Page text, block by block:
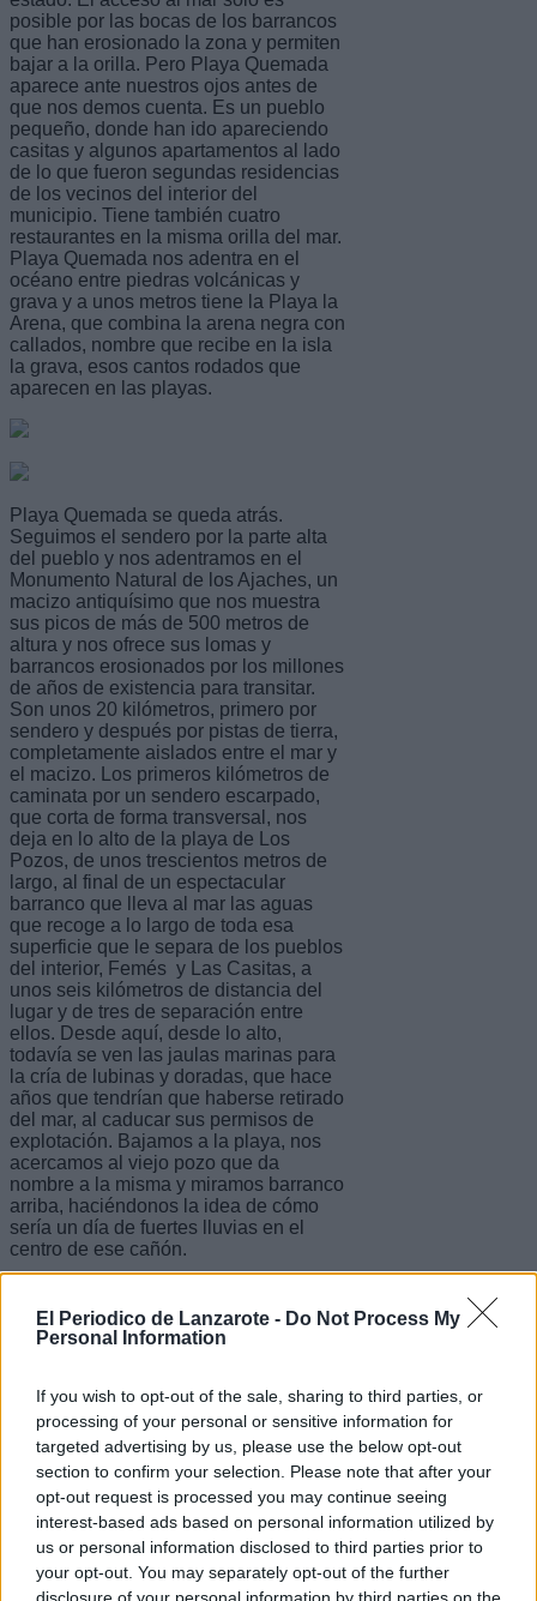
El Periodico de Lanzarote - Do Not Process My
Personal Information
If you wish to opt-out of the sale, sharing to third parties, or
processing of your personal or sensitive information for
targeted advertising by us, please use the below opt-out
section to confirm your selection. Please note that after your
opt-out request is processed you may continue seeing
interest-based ads based on personal information utilized by
us or personal information disclosed to third parties prior to
your opt-out. You may separately opt-out of the further
disclosure of your personal information by third parties on the
posible por las bocas de los barrancos
que han erosionado la zona y permiten
bajar a la orilla. Pero Playa Quemada
aparece ante nuestros ojos antes de
que nos demos cuenta. Es un pueblo
pequeño, donde han ido apareciendo
casitas y algunos apartamentos al lado
de lo que fueron segundas residencias
de los vecinos del interior del
municipio. Tiene también cuatro
restaurantes en la misma orilla del mar.
Playa Quemada nos adentra en el
océano entre piedras volcánicas y
grava y a unos metros tiene la Playa la
Arena, que combina la arena negra con
callados, nombre que recibe en la isla
la grava, esos cantos rodados que
aparecen en las playas.
Playa Quemada se queda atrás.
Seguimos el sendero por la parte alta
del pueblo y nos adentramos en el
Monumento Natural de los Ajaches, un
macizo antiquísimo que nos muestra
sus picos de más de 500 metros de
altura y nos ofrece sus lomas y
barrancos erosionados por los millones
de años de existencia para transitar.
Son unos 20 kilómetros, primero por
sendero y después por pistas de tierra,
completamente aislados entre el mar y
el macizo. Los primeros kilómetros de
caminata por un sendero escarpado,
que corta de forma transversal, nos
deja en lo alto de la playa de Los
Pozos, de unos trescientos metros de
largo, al final de un espectacular
barranco que lleva al mar las aguas
que recoge a lo largo de toda esa
superficie que le separa de los pueblos
del interior, Femés y Las Casitas, a
unos seis kilómetros de distancia del
lugar y de tres de separación entre
ellos. Desde aquí, desde lo alto,
todavía se ven las jaulas marinas para
la cría de lubinas y doradas, que hace
años que tendrían que haberse retirado
del mar, al caducar sus permisos de
explotación. Bajamos a la playa, nos
acercamos al viejo pozo que da
nombre a la misma y miramos barranco
arriba, haciéndonos la idea de cómo
sería un día de fuertes lluvias en el
centro de ese cañón.
Volvemos al sendero y salimos del
playa de Los Pozos, al igual que las
dos anteriores y las tres restantes que
nos quedan por ver antes de llegar a la
punta de Papagayo, es de arena negra.
Es un bonito contraste entre el secarral
marrón de las lomas y ese suelo negro
acariciado suavemente por olas
desganadas.